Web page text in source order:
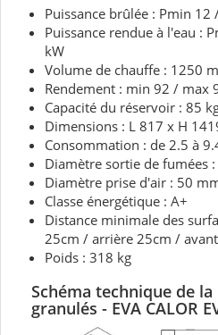
Puissance brûlée : Pmin 12
Puissance rendue à l'eau :
kW
Volume de chauffe : 1250
Rendement : min 92 / max
Capacité du réservoir : 85
Dimensions : L 817 x H
Consommation : de 2.5 à
Diamètre sortie de fumées
Diamètre prise d'air : 50
Classe énergétique : A+
Distance minimale des
25cm / arrière 25cm /
Poids : 318 kg
Schéma technique de la
granulés - EVA CALOR